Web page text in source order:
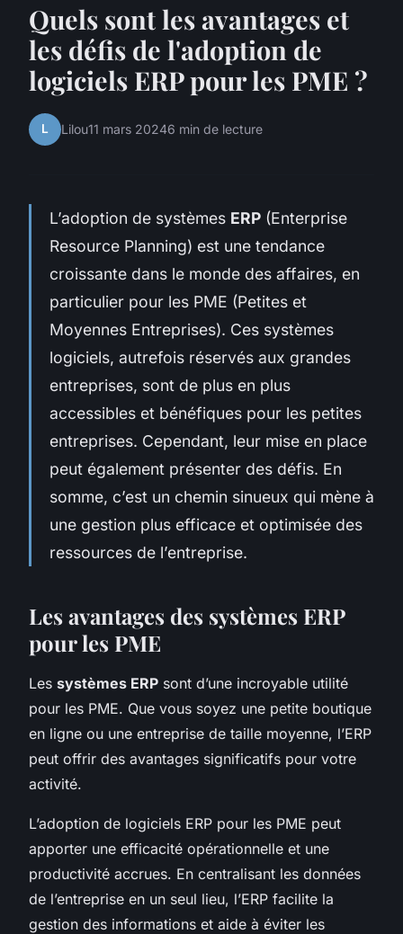
Quels sont les avantages et
les défis de l'adoption de
logiciels ERP pour les PME ?
L Lilou11 mars 20246 min de lecture
L’adoption de systèmes ERP (Enterprise
Resource Planning) est une tendance
croissante dans le monde des affaires, en
particulier pour les PME (Petites et
Moyennes Entreprises). Ces systèmes
logiciels, autrefois réservés aux grandes
entreprises, sont de plus en plus
accessibles et bénéfiques pour les petites
entreprises. Cependant, leur mise en place
peut également présenter des défis. En
somme, c’est un chemin sinueux qui mène à
une gestion plus efficace et optimisée des
ressources de l’entreprise.
Les avantages des systèmes ERP
pour les PME
Les systèmes ERP sont d’une incroyable utilité
pour les PME. Que vous soyez une petite boutique
en ligne ou une entreprise de taille moyenne, l’ERP
peut offrir des avantages significatifs pour votre
activité.
L’adoption de logiciels ERP pour les PME peut
apporter une efficacité opérationnelle et une
productivité accrues. En centralisant les données
de l’entreprise en un seul lieu, l’ERP facilite la
gestion des informations et aide à éviter les